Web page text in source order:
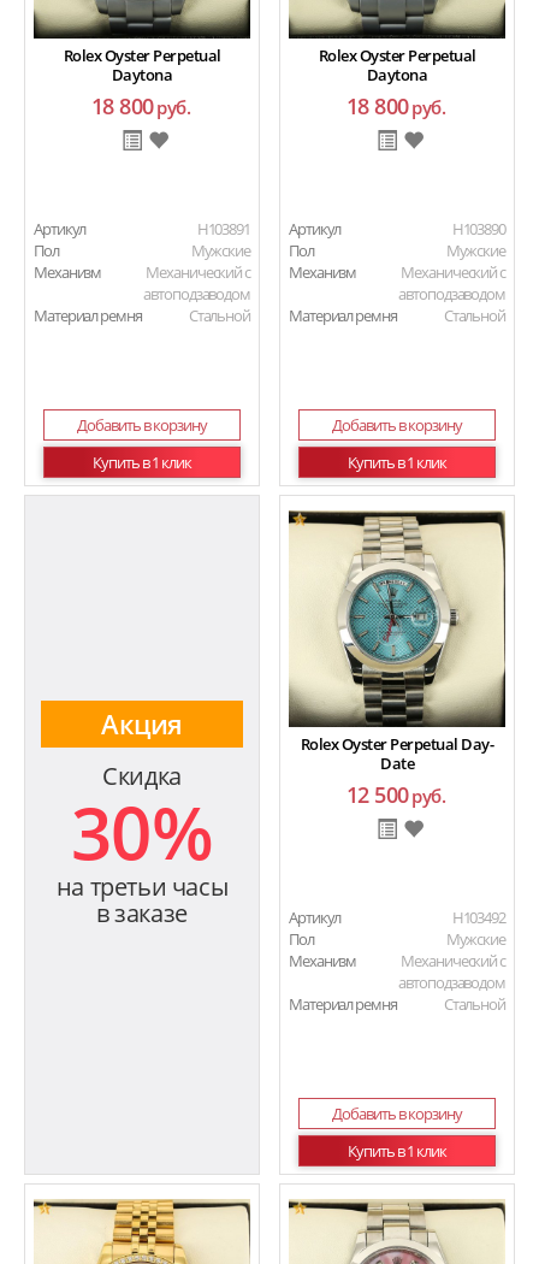
Rolex Oyster Perpetual
Daytona
18 800руб.
Артикул
H103891
Пол
Мужские
Механизм
Механический с
автоподзаводом
Материал ремня
Стальной
Добавить в корзину
Купить в 1 клик
Rolex Oyster Perpetual
Daytona
18 800руб.
Артикул
H103890
Пол
Мужские
Механизм
Механический с
автоподзаводом
Материал ремня
Стальной
Добавить в корзину
Купить в 1 клик
Акция
Скидка
30%
на третьи часы
в заказе
Rolex Oyster Perpetual Day-
Date
12 500руб.
Артикул
H103492
Пол
Мужские
Механизм
Механический с
автоподзаводом
Материал ремня
Стальной
Добавить в корзину
Купить в 1 клик